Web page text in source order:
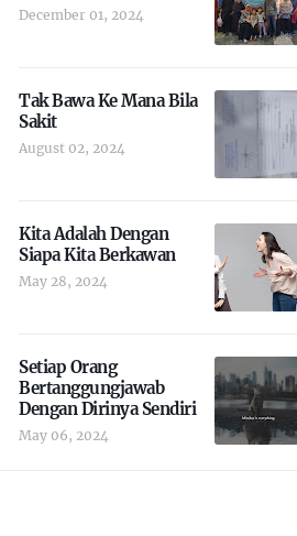
December 01, 2024
Tak Bawa Ke Mana Bila
Sakit
August 02, 2024
Kita Adalah Dengan
Siapa Kita Berkawan
May 28, 2024
Setiap Orang
Bertanggungjawab
Dengan Dirinya Sendiri
May 06, 2024